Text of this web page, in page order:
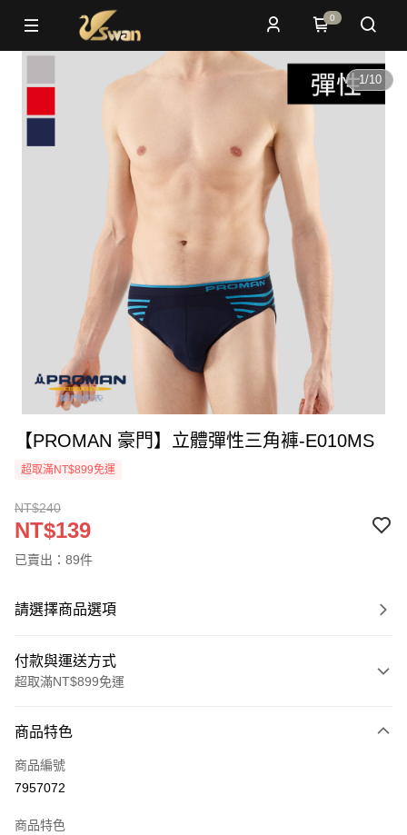
0
1/10
【PROMAN 豪門】立體彈性三角褲-E010MS
超取滿NT$899免運
NT$240
NT$139
已賣出：89件
請選擇商品選項
付款與運送方式
超取滿NT$899免運
信用卡一次付款
超商取貨付款
商品特色
商品編號
7957072
商品特色